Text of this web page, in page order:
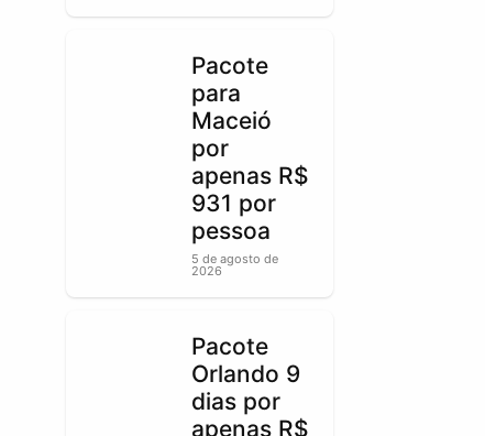
Pacote
para
Maceió
por
apenas R$
931 por
pessoa
5 de agosto de
2026
Pacote
Orlando 9
dias por
apenas R$